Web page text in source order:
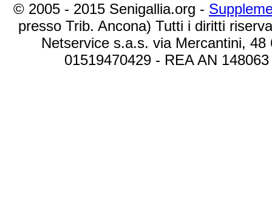
© 2005 - 2015 Senigallia.org -
presso Trib. Ancona) Tutti i diritti
Netservice s.a.s. via Mercantini,
01519470429 - REA AN